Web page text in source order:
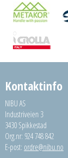
Kontaktinfo
NIBU AS
Industriveien 3
3430 Spikkestad
Org.nr: 924 748 842
E-post: ordre@nibu.no